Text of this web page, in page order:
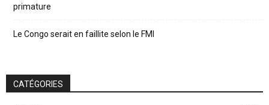
primature
Le Congo serait en faillite selon le FMI
CATÉGORIES